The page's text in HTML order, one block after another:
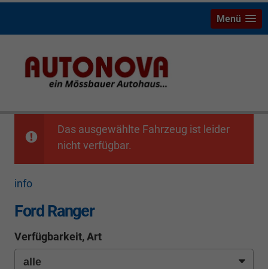
Ford Ranger
Menü
Das ausgewählte Fahrzeug ist leider
nicht verfügbar.
info
Ford Ranger
Verfügbarkeit, Art